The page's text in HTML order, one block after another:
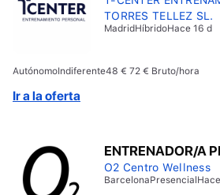
TORRES TELLEZ SL.
MadridHíbridoHace 16 d
AutónomoIndiferente48 € 72 € Bruto/hora
Ir a la oferta
ENTRENADOR/A
O2 Centro Wellness
BarcelonaPresencial